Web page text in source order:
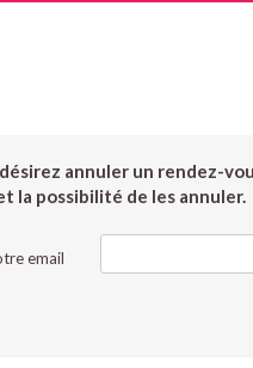
annuler un rendez-
la possibilité de les annuler.
email